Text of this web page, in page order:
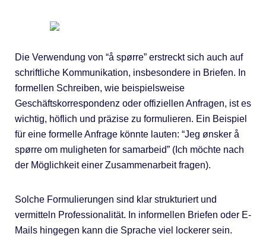
Die Verwendung von “å spørre” erstreckt sich auch auf
schriftliche Kommunikation, insbesondere in Briefen. In
formellen Schreiben, wie beispielsweise
Geschäftskorrespondenz oder offiziellen Anfragen, ist es
wichtig, höflich und präzise zu formulieren. Ein Beispiel
für eine formelle Anfrage könnte lauten: “Jeg ønsker å
spørre om muligheten for samarbeid” (Ich möchte nach
der Möglichkeit einer Zusammenarbeit fragen).
Solche Formulierungen sind klar strukturiert und
vermitteln Professionalität. In informellen Briefen oder E-
Mails hingegen kann die Sprache viel lockerer sein.